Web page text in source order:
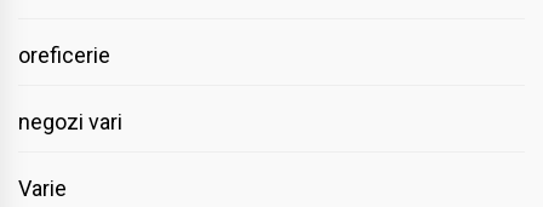
oreficerie
negozi vari
Varie